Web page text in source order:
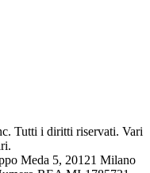
Tutti i diritti riservati. Vari
Meda 5, 20121 Milano